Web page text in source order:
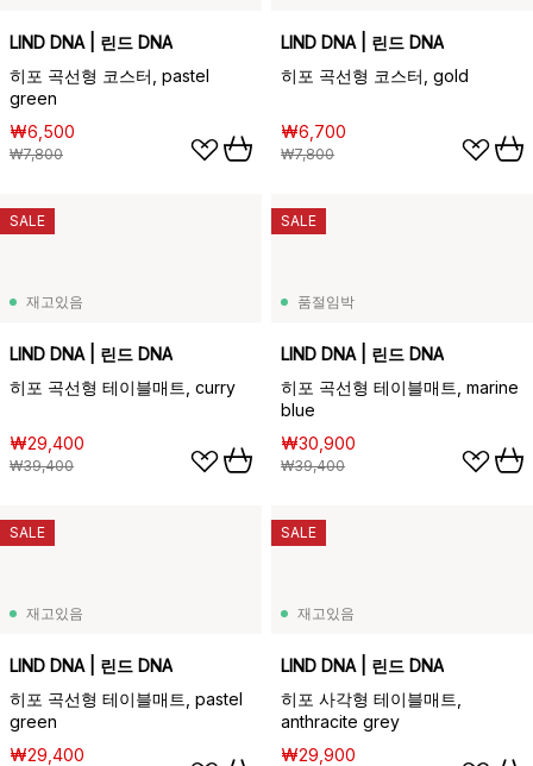
LIND DNA | 린드 DNA
히포 곡선형 코스터, pastel
green
₩6,500
₩7,800
LIND DNA | 린드 DNA
히포 곡선형 코스터, gold
₩6,700
₩7,800
재고있음
LIND DNA | 린드 DNA
히포 곡선형 테이블매트, curry
₩29,400
₩39,400
SALE
품절임박
LIND DNA | 린드 DNA
히포 곡선형 테이블매트, marine
blue
₩30,900
₩39,400
SALE
재고있음
LIND DNA | 린드 DNA
히포 곡선형 테이블매트, pastel
green
₩29,400
SALE
재고있음
LIND DNA | 린드 DNA
히포 사각형 테이블매트,
anthracite grey
₩29,900
SALE